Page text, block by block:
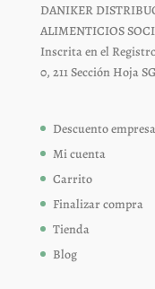
DANIKER
ALIMENTICIOS
Inscrita en el
0, 211 Sección Hoja
Descuento
Mi cuenta
Carrito
Finalizar compra
Tienda
Blog